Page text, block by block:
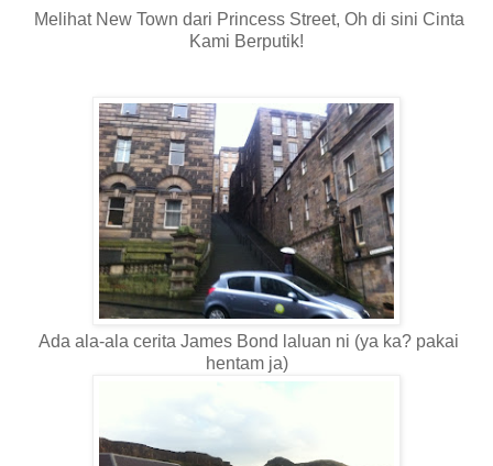
Melihat New Town dari Princess Street, Oh di sini Cinta
Kami Berputik!
Ada ala-ala cerita James Bond laluan ni (ya ka? pakai
hentam ja)